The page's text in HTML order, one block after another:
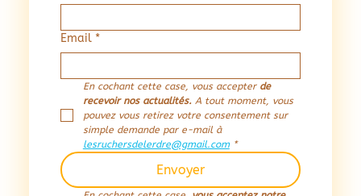
Email *
En cochant cette case, vous accepter de
recevoir nos actualités. A tout moment, vous
pouvez vous retirez votre consentement sur
simple demande par e-mail à
lesruchersdelerdre@gmail.com *
Envoyer